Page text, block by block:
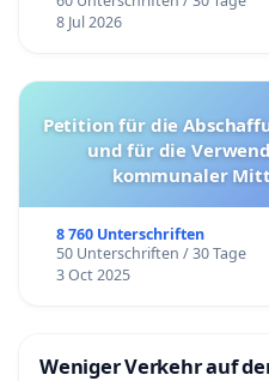
8 Jul 2026
Petition für die Abschaffung der Tötungsstationen
und für die
kommunaler
8 760 Unterschriften
50 Unterschriften / 30 Tage
3 Oct 2025
Weniger Verkehr auf